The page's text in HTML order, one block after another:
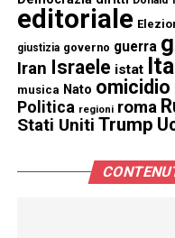
editoriale
giustizia governo guerra
Iran Israele istat
musica Nato omicidio
Politica regioni roma
Stati Uniti Trump